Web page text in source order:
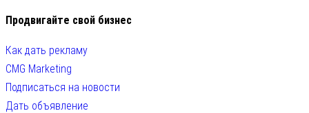
Продвигайте свой бизнес
Как дать рекламу
CMG Marketing
Подписаться на новости
Дать объявление